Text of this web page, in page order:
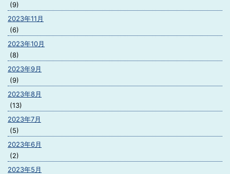
(9)
2023年11月
(6)
2023年10月
(8)
2023年9月
(9)
2023年8月
(13)
2023年7月
(5)
2023年6月
(2)
2023年5月